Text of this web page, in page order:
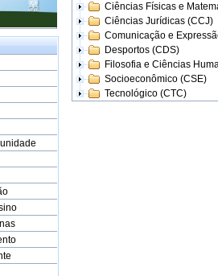
Ciências Físicas e
Ciências Jurídicas (CCJ)
Comunicação e
Desportos (CDS)
Filosofia e Ciências
Socioeconômico (CSE)
Tecnológico (CTC)